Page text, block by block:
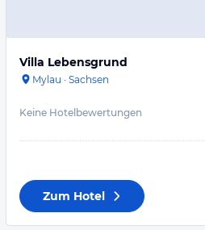
Villa Lebensgrund
Mylau · Sachsen
Keine Hotelbewertungen
Zum Hotel